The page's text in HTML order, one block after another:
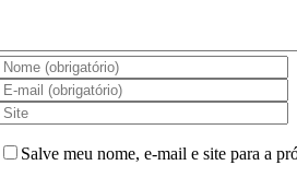
Salve meu nome, e-mail e site para a